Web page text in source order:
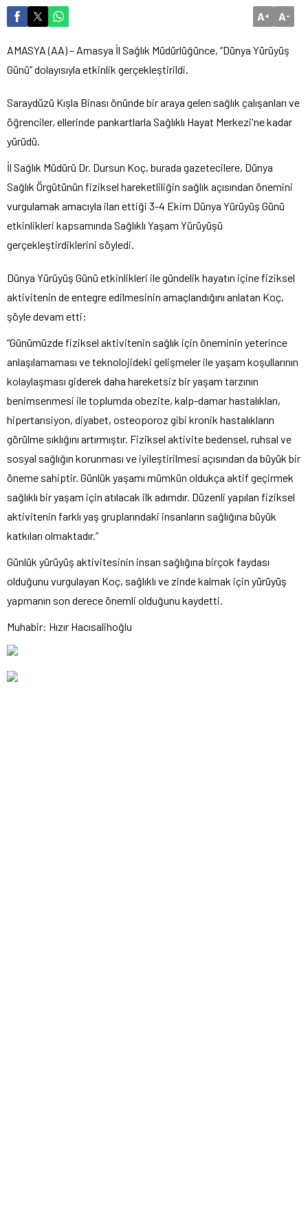
A+ A-
AMASYA (AA) – Amasya İl Sağlık Müdürlüğünce, “Dünya Yürüyüş
Günü” dolayısıyla etkinlik gerçekleştirildi.
Saraydüzü Kışla Binası önünde bir araya gelen sağlık çalışanları ve
öğrenciler, ellerinde pankartlarla Sağlıklı Hayat Merkezi'ne kadar
yürüdü.
İl Sağlık Müdürü Dr. Dursun Koç, burada gazetecilere, Dünya
Sağlık Örgütünün fiziksel hareketliliğin sağlık açısından önemini
vurgulamak amacıyla ilan ettiği 3-4 Ekim Dünya Yürüyüş Günü
etkinlikleri kapsamında Sağlıklı Yaşam Yürüyüşü
gerçekleştirdiklerini söyledi.
Dünya Yürüyüş Günü etkinlikleri ile gündelik hayatın içine fiziksel
aktivitenin de entegre edilmesinin amaçlandığını anlatan Koç,
şöyle devam etti:
“Günümüzde fiziksel aktivitenin sağlık için öneminin yeterince
anlaşılamaması ve teknolojideki gelişmeler ile yaşam koşullarının
kolaylaşması giderek daha hareketsiz bir yaşam tarzının
benimsenmesi ile toplumda obezite, kalp-damar hastalıkları,
hipertansiyon, diyabet, osteoporoz gibi kronik hastalıkların
görülme sıklığını artırmıştır. Fiziksel aktivite bedensel, ruhsal ve
sosyal sağlığın korunması ve iyileştirilmesi açısından da büyük bir
öneme sahiptir. Günlük yaşamı mümkün oldukça aktif geçirmek
sağlıklı bir yaşam için atılacak ilk adımdır. Düzenli yapılan fiziksel
aktivitenin farklı yaş gruplarındaki insanların sağlığına büyük
katkıları olmaktadır.”
Günlük yürüyüş aktivitesinin insan sağlığına birçok faydası
olduğunu vurgulayan Koç, sağlıklı ve zinde kalmak için yürüyüş
yapmanın son derece önemli olduğunu kaydetti.
Muhabir: Hızır Hacısalihoğlu